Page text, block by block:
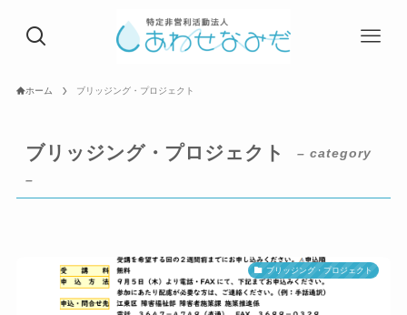
ホーム ブリッジング・プロジェクト
ブリッジング・プロジェクト
– category
–
ブリッジング・プロジェクト